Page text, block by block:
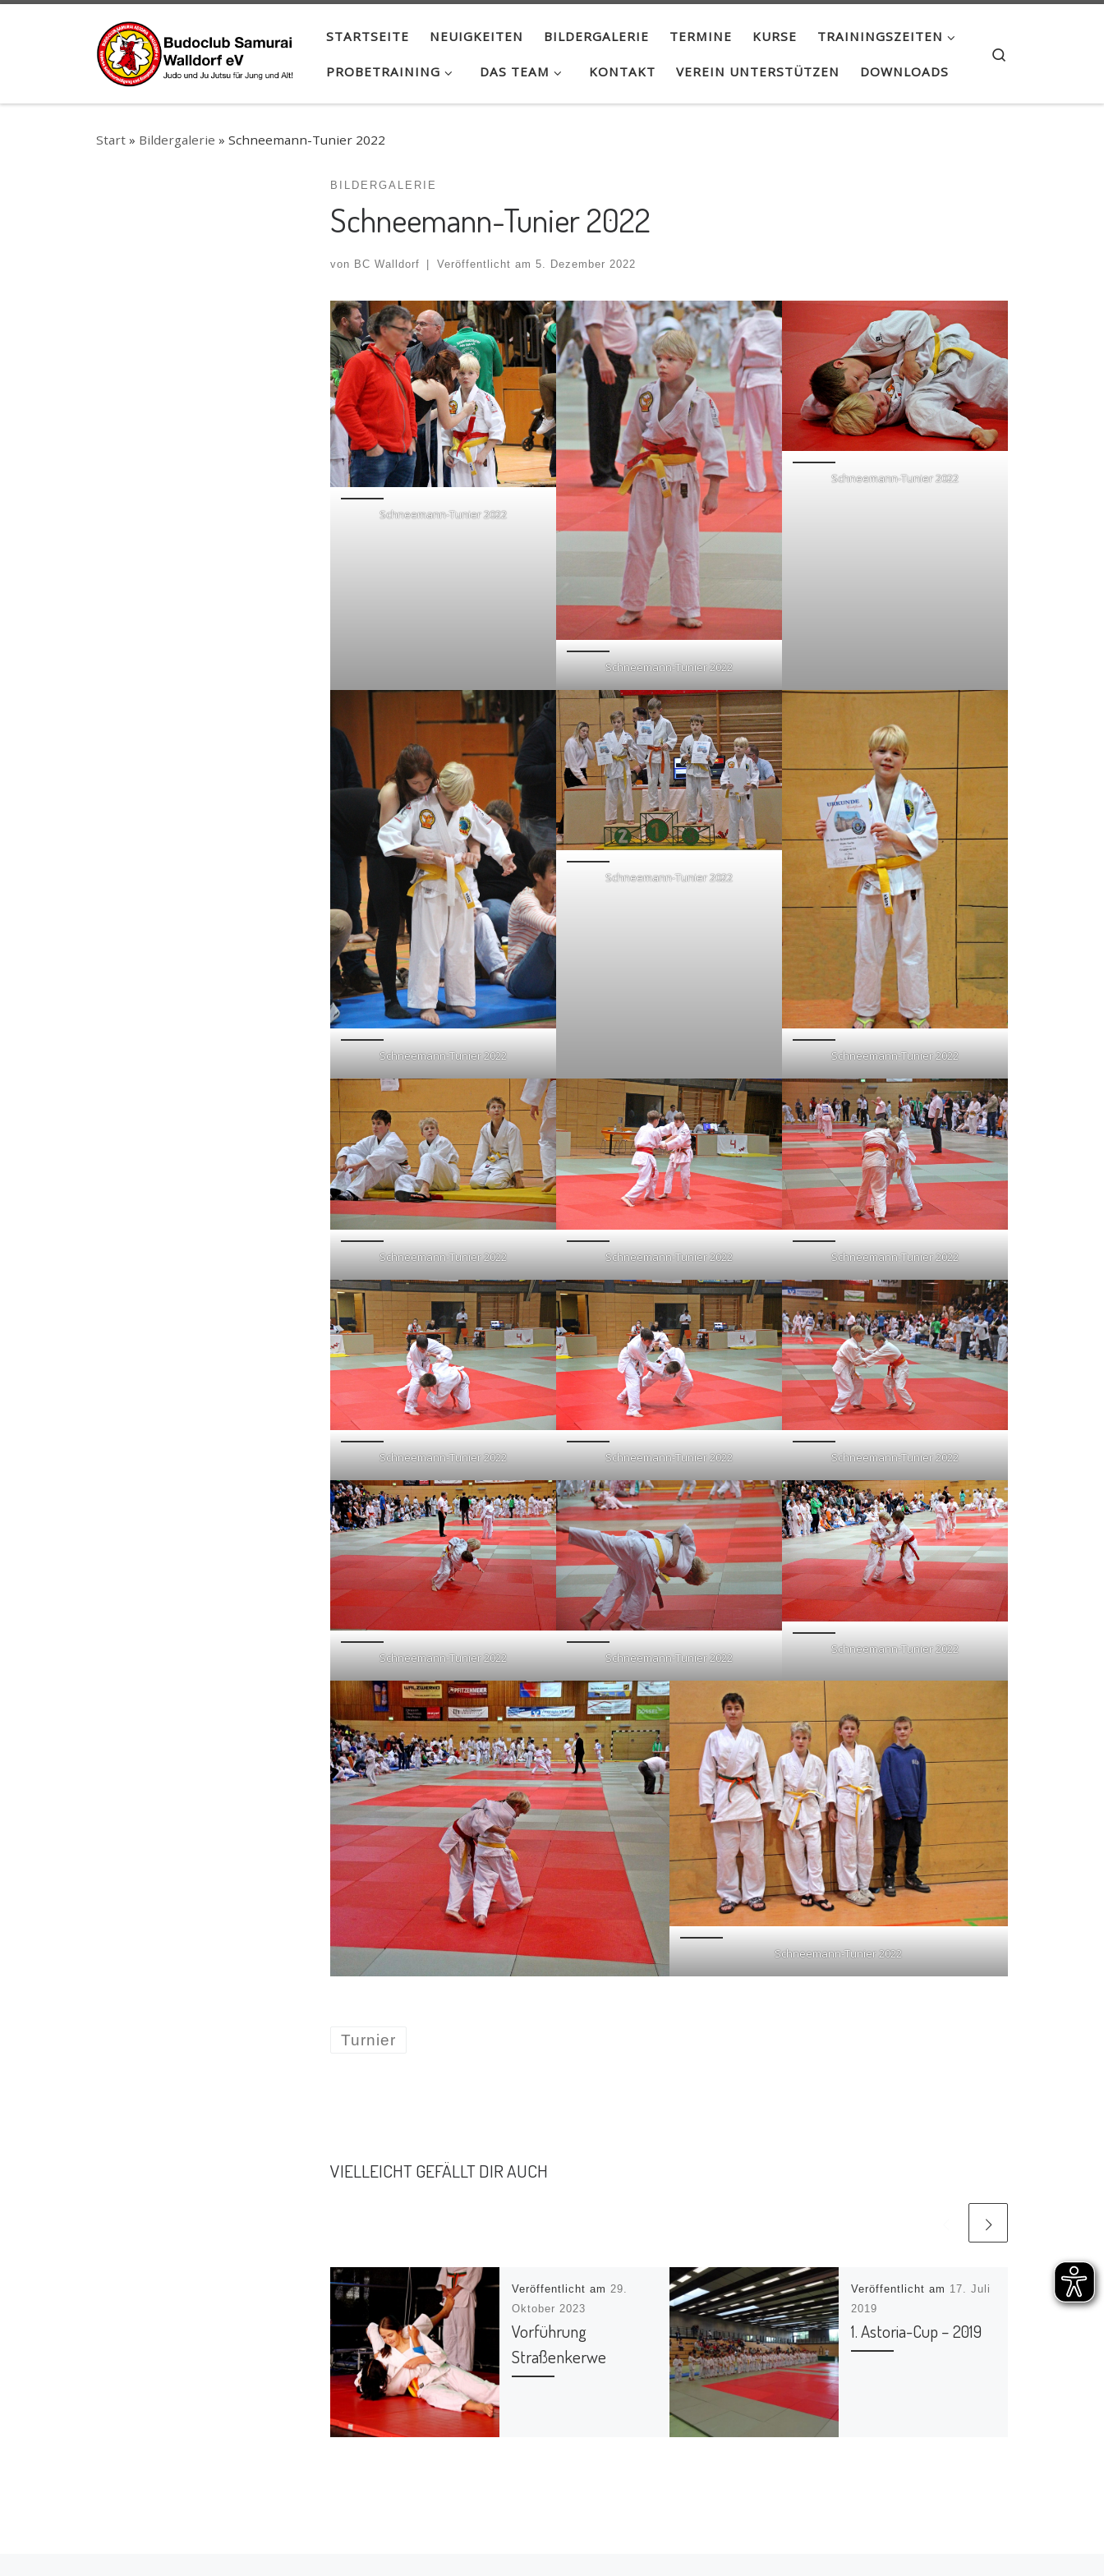
Zum Inhalt springen
STARTSEITE NEUIGKEITEN BILDERGALERIE TERMINE KURSE TRAININGSZEITEN
PROBETRAINING DAS TEAM KONTAKT VEREIN UNTERSTÜTZEN DOWNLOADS
Start » Bildergalerie » Schneemann-Tunier 2022
BILDERGALERIE
Schneemann-Tunier 2022
von BC Walldorf | Veröffentlicht am 5. Dezember 2022
Schneemann-Tunier 2022
Schneemann-Tunier 2022
Schneemann-Tunier 2022
Schneemann-Tunier 2022
Schneemann-Tunier 2022
Schneemann-Tunier 2022
Schneemann-Tunier 2022 Schneemann-Tunier 2022 Schneemann-Tunier 2022
Schneemann-Tunier 2022 Schneemann-Tunier 2022 Schneemann-Tunier 2022
Schneemann-Tunier 2022 Schneemann-Tunier 2022
Schneemann-Tunier 2022
Schneemann-Tunier 2022
Turnier
VIELLEICHT GEFÄLLT DIR AUCH
Veröffentlicht am29.
Oktober 2023
Vorführung
Straßenkerwe
Veröffentlicht am 17. Juli
2019
1. Astoria-Cup – 2019